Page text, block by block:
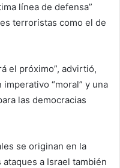
línea de defensa”
terroristas como el de
el próximo”, advirtió,
“moral” y una
las democracias
se originan en la
a Israel también